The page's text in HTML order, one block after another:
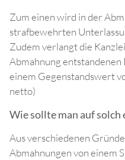
Zum einen wird in der
strafbewehrten
Zudem verlangt die
Abmahnung entstandenen
einem Gegenstandswert
netto)
Wie sollte man auf solch
Aus verschiedenen
Abmahnungen von einem